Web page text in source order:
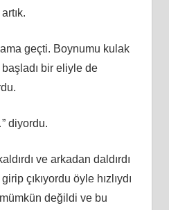
geçti. Boynumu kulak
bir eliyle de
diyordu.
ve arkadan daldırdı
çıkıyordu öyle hızlıydı
değildi ve bu